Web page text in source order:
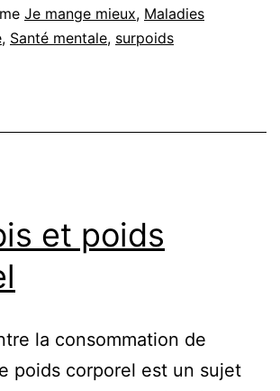
Je mange mieux, Maladies
, Santé mentale, surpoids
et poids
la consommation de
poids corporel est un sujet